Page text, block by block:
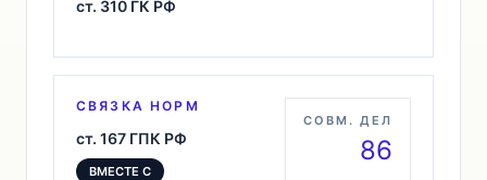
ст. 310 ГК РФ
СВЯЗКА НОРМ
ст. 167 ГПК РФ
ВМЕСТЕ С
СОВМ. ДЕЛ
86